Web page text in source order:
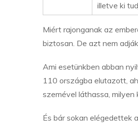
illetve ki
Miért rajonganak az
biztosan. De azt nem
Ami esetünkben abban
110 országba elutazott,
szemével láthassa,
És bár sokan elégedettek